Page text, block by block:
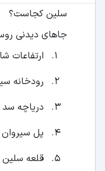
سلین کجاست؟
جاهای دیدنی
ارتفاعات
رودخانه
دریاچه سد
پل سیروان
قلعه سلین